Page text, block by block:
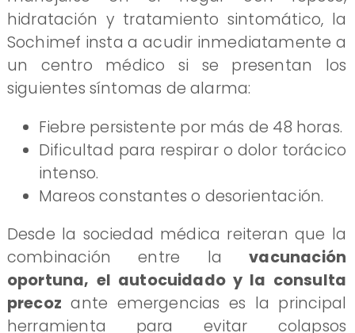
hidratación y tratamiento sintomático, la
Sochimef insta a acudir inmediatamente a
un centro médico si se presentan los
siguientes síntomas de alarma:
Fiebre persistente por más de 48 horas.
Dificultad para respirar o dolor torácico
intenso.
Mareos constantes o desorientación.
Desde la sociedad médica reiteran que la
combinación entre lavacunación
oportuna, el autocuidado y la consulta
precoz ante emergencias es la principal
herramienta para evitar colapsos